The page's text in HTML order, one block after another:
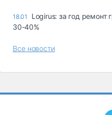
18.01
Logirus: за год ремонт
30-40%
Все новости